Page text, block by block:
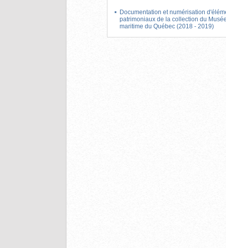
Documentation et numérisation
patrimoniaux de la collection du
maritime du Québec (2018 - 2019)